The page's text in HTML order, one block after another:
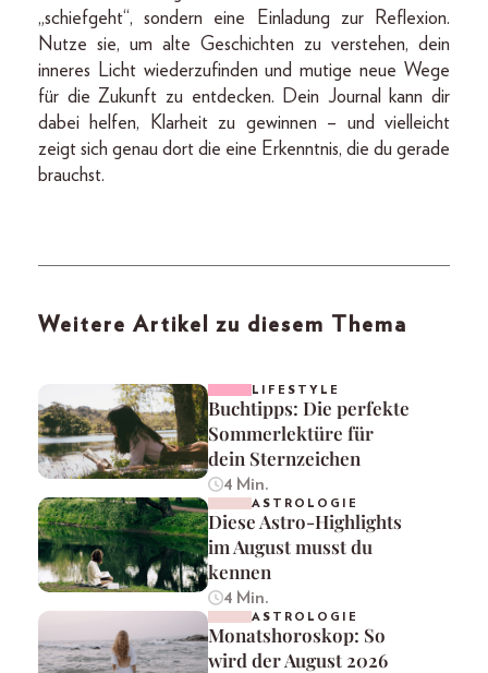
„schiefgeht“, sondern eine Einladung zur Reflexion.
Nutze sie, um alte Geschichten zu verstehen, dein
inneres Licht wiederzufinden und mutige neue Wege
für die Zukunft zu entdecken. Dein Journal kann dir
dabei helfen, Klarheit zu gewinnen – und vielleicht
zeigt sich genau dort die eine Erkenntnis, die du gerade
brauchst.
Weitere Artikel zu diesem Thema
LIFESTYLE
Buchtipps: Die perfekte
Sommerlektüre für
dein Sternzeichen
4 Min.
ASTROLOGIE
Diese Astro-Highlights
im August musst du
kennen
4 Min.
ASTROLOGIE
Monatshoroskop: So
wird der August 2026